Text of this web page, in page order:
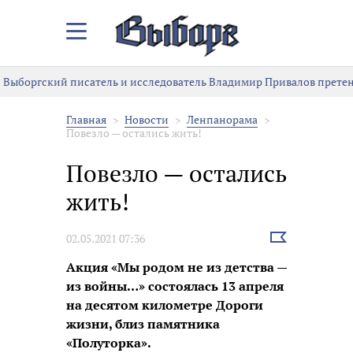
Закрыть/
меню
Выборгский писатель и исследователь Владимир Привалов
Главная Новости
Ленпанорама
Повезло — остались жить!
Повезло — остались
жить!
02.05.2021 07:36
Выбрать
Акция «Мы родом не из детства —
из войны…» состоялась 13 апреля
на десятом километре Дороги
жизни, близ памятника
«Полуторка».